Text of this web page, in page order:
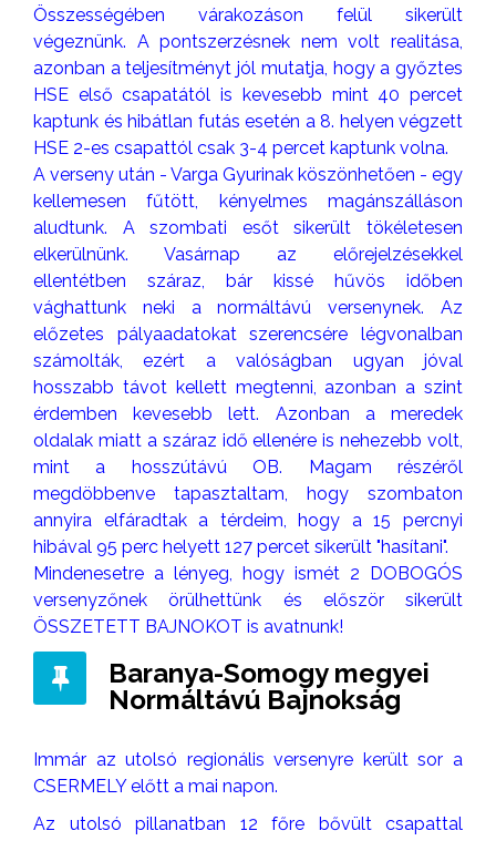
Összességében várakozáson felül sikerült
végeznünk. A pontszerzésnek nem volt realitása,
azonban a teljesítményt jól mutatja, hogy a győztes
HSE első csapatától is kevesebb mint 40 percet
kaptunk és hibátlan futás esetén a 8. helyen végzett
HSE 2-es csapattól csak 3-4 percet kaptunk volna.
A verseny után - Varga Gyurinak köszönhetően - egy
kellemesen fűtött, kényelmes magánszálláson
aludtunk. A szombati esőt sikerült tökéletesen
elkerülnünk. Vasárnap az előrejelzésekkel
ellentétben száraz, bár kissé hűvös időben
vághattunk neki a normáltávú versenynek. Az
előzetes pályaadatokat szerencsére légvonalban
számolták, ezért a valóságban ugyan jóval
hosszabb távot kellett megtenni, azonban a szint
érdemben kevesebb lett. Azonban a meredek
oldalak miatt a száraz idő ellenére is nehezebb volt,
mint a hosszútávú OB. Magam részéről
megdöbbenve tapasztaltam, hogy szombaton
annyira elfáradtak a térdeim, hogy a 15 percnyi
hibával 95 perc helyett 127 percet sikerült "hasítani".
Mindenesetre a lényeg, hogy ismét 2 DOBOGÓS
versenyzőnek örülhettünk és először sikerült
ÖSSZETETT BAJNOKOT is avatnunk!
Baranya-Somogy megyei
Normáltávú Bajnokság
Immár az utolsó regionális versenyre került sor a
CSERMELY előtt a mai napon.
Az utolsó pillanatban 12 főre bővült csapattal